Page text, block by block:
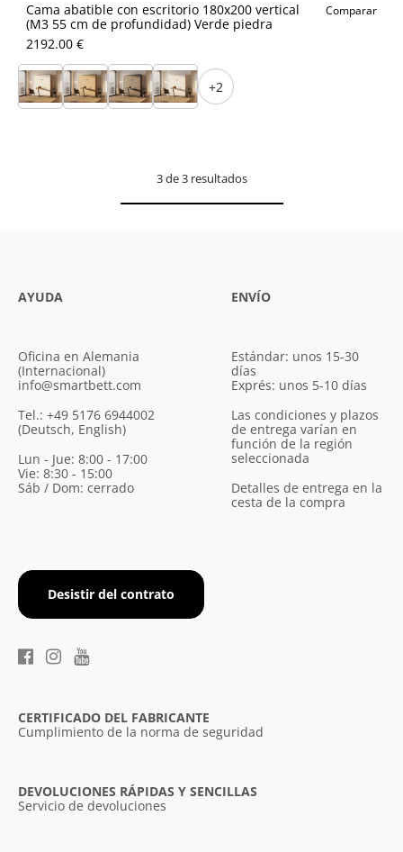
Cama abatible con escritorio 180x200 vertical
(M3 55 cm de profundidad) Verde piedra
Comparar
2192.00 €
+2
3 de 3 resultados
AYUDA
Oficina en Alemania
(Internacional)
info@smartbett.com
Tel.: +49 5176 6944002
(Deutsch, English)
Lun - Jue: 8:00 - 17:00
Vie: 8:30 - 15:00
Sáb / Dom: cerrado
Desistir del contrato
ENVÍO
Estándar: unos 15-30
días
Exprés: unos 5-10 días
Las condiciones y plazos
de entrega varían en
función de la región
seleccionada
Detalles de entrega en la
cesta de la compra
CERTIFICADO DEL FABRICANTE
Cumplimiento de la norma de seguridad
DEVOLUCIONES RÁPIDAS Y SENCILLAS
Servicio de devoluciones